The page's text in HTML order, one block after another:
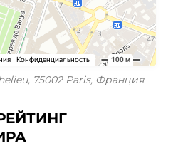
75002 Paris, Франция